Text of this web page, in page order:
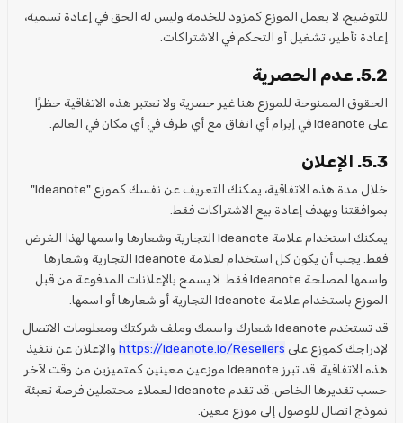
للتوضيح، لا يعمل الموزع كمزود للخدمة وليس له الحق في إعادة تسمية،
إعادة تأطير، تشغيل أو التحكم في الاشتراكات.
5.2. عدم الحصرية
الحقوق الممنوحة للموزع هنا غير حصرية ولا تعتبر هذه الاتفاقية حظرًا
على Ideanote في إبرام أي اتفاق مع أي طرف في أي مكان في العالم.
5.3. الإعلان
خلال مدة هذه الاتفاقية، يمكنك التعريف عن نفسك كموزع "Ideanote"
بموافقتنا وبهدف إعادة بيع الاشتراكات فقط.
يمكنك استخدام علامة Ideanote التجارية وشعارها واسمها لهذا الغرض
فقط. يجب أن يكون كل استخدام لعلامة Ideanote التجارية وشعارها
واسمها لمصلحة Ideanote فقط. لا يسمح بالإعلانات المدفوعة من قبل
الموزع باستخدام علامة Ideanote التجارية أو شعارها أو اسمها.
قد تستخدم Ideanote شعارك واسمك وملف شركتك ومعلومات الاتصال
لإدراجك كموزع على https://ideanote.io/Resellers والإعلان عن تنفيذ
هذه الاتفاقية. قد تبرز Ideanote موزعين معينين كمتميزين من وقت لآخر
حسب تقديرها الخاص. قد تقدم Ideanote لعملاء محتملين فرصة تعبئة
نموذج اتصال للوصول إلى موزع معين.